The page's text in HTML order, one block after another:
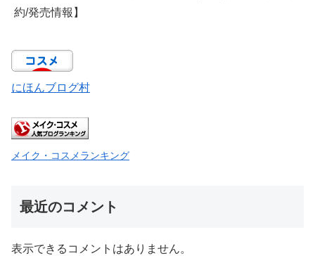
約/発売情報】
にほんブログ村
メイク・コスメランキング
最近のコメント
表示できるコメントはありません。